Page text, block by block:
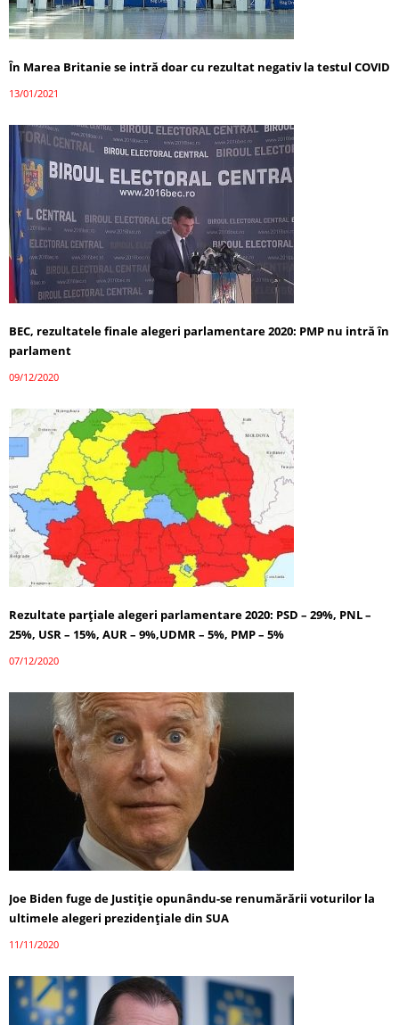
În Marea Britanie se intră doar cu rezultat negativ la testul COVID
13/01/2021
BEC, rezultatele finale alegeri parlamentare 2020: PMP nu intră în
parlament
09/12/2020
Rezultate parțiale alegeri parlamentare 2020: PSD – 29%, PNL –
25%, USR – 15%, AUR – 9%,UDMR – 5%, PMP – 5%
07/12/2020
Joe Biden fuge de Justiție opunându-se renumărării voturilor la
ultimele alegeri prezidențiale din SUA
11/11/2020